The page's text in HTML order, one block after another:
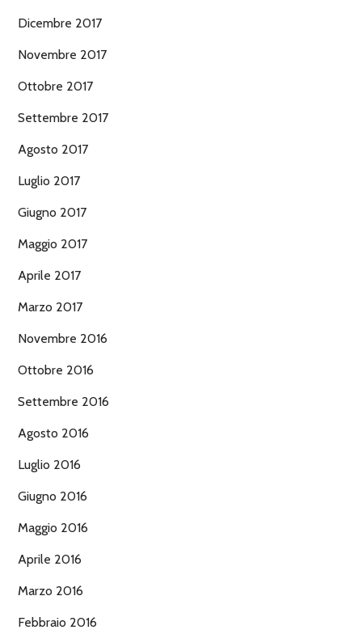
Dicembre 2017
Novembre 2017
Ottobre 2017
Settembre 2017
Agosto 2017
Luglio 2017
Giugno 2017
Maggio 2017
Aprile 2017
Marzo 2017
Novembre 2016
Ottobre 2016
Settembre 2016
Agosto 2016
Luglio 2016
Giugno 2016
Maggio 2016
Aprile 2016
Marzo 2016
Febbraio 2016